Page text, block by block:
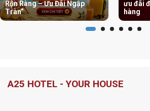
Rộn Ràng – Ưu Đãi Ngập
Tràn”
ưu đãi
hàng
A25 HOTEL - YOUR HOUSE